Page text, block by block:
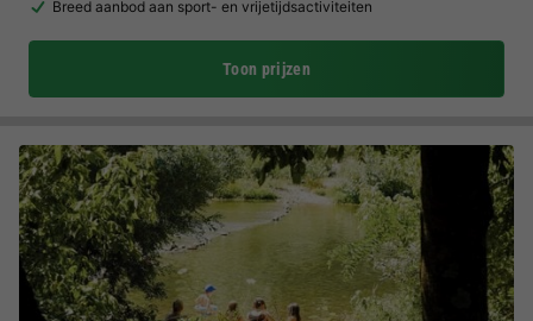
Breed aanbod aan sport- en vrijetijdsactiviteiten
Toon prijzen